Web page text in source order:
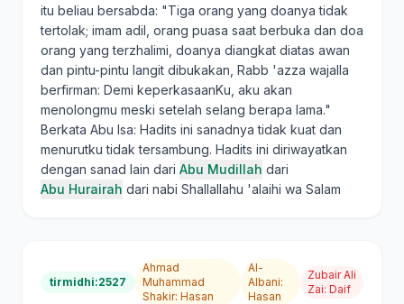
itu beliau bersabda: "Tiga orang yang doanya tidak
tertolak; imam adil, orang puasa saat berbuka dan doa
orang yang terzhalimi, doanya diangkat diatas awan
dan pintu-pintu langit dibukakan, Rabb 'azza wajalla
berfirman: Demi keperkasaanKu, aku akan
menolongmu meski setelah selang berapa lama."
Berkata Abu Isa: Hadits ini sanadnya tidak kuat dan
menurutku tidak tersambung. Hadits ini diriwayatkan
dengan sanad lain dari Abu Mudillah dari
Abu Hurairah dari nabi Shallallahu 'alaihi wa Salam
tirmidhi:2527
Ahmad
Muhammad
Shakir: Hasan
Al-
Albani:
Hasan
Zubair Ali
Zai: Daif